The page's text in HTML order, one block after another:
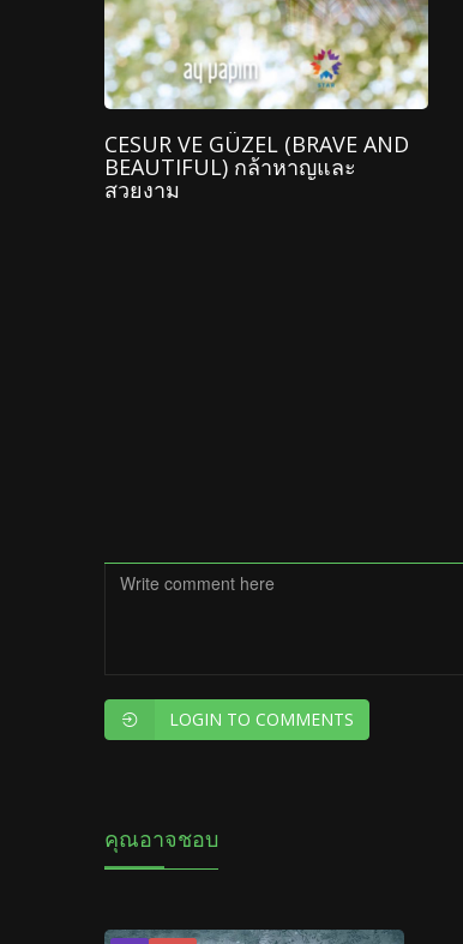
CESUR VE GÜZEL (BRAVE AND
BEAUTIFUL) กล้าหาญและ
สวยงาม
LOGIN TO COMMENTS
คุณอาจชอบ